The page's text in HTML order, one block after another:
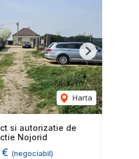
Harta
Next
si autorizatie de
Nojorid
€ (negociabil)